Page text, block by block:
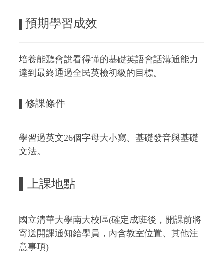
預期學習成效
培養能聽會說看得懂的基礎英語會話溝通能力
達到最終通過全民英檢初級的目標。
修課條件
學習過英文26個字母大小寫、基礎發音與基礎
文法。
▌上課地點
國立清華大學南大校區(確定成班後，開課前將
寄送開課通知給學員，內含教室位置、其他注
意事項)